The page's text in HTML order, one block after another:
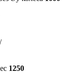
1250